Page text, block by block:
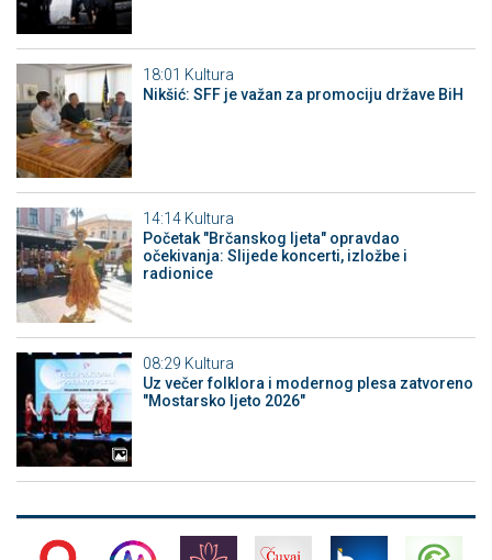
18:01 Kultura
Nikšić: SFF je važan za promociju države BiH
14:14 Kultura
Početak "Brčanskog ljeta" opravdao
očekivanja: Slijede koncerti, izložbe i
radionice
08:29 Kultura
Uz večer folklora i modernog plesa zatvoreno
"Mostarsko ljeto 2026"